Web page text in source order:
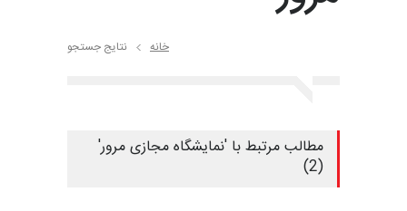
خانه نتایج جستجو
مطالب مرتبط با 'نمایشگاه مجازی مرور'
(2)